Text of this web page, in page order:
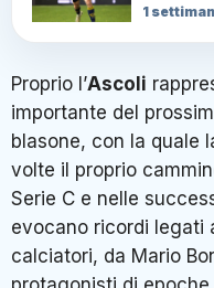
1
Proprio l’Ascoli
importante del
blasone, con la quale
volte il proprio
Serie C e nelle
evocano ricordi legati
calciatori, da Mario